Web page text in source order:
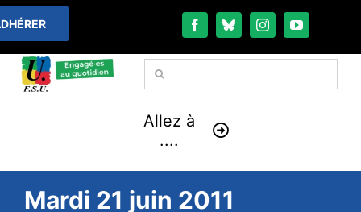
Passer
au
contenu
Rechercher:
Allez à
....
À LA UNE
Mardi 21 juin 2011